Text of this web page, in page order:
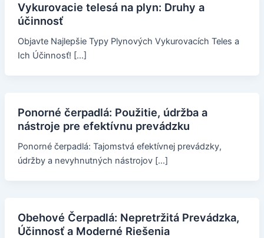
Vykurovacie telesá na plyn: Druhy a
účinnosť
Objavte Najlepšie Typy Plynových Vykurovacích Teles a
Ich Účinnosť! […]
Ponorné čerpadlá: Použitie, údržba a
nástroje pre efektívnu prevádzku
Ponorné čerpadlá: Tajomstvá efektívnej prevádzky,
údržby a nevyhnutných nástrojov […]
Obehové Čerpadlá: Nepretržitá Prevádzka,
Účinnosť a Moderné Riešenia